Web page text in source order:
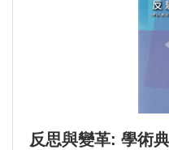
反思與變革: 學術